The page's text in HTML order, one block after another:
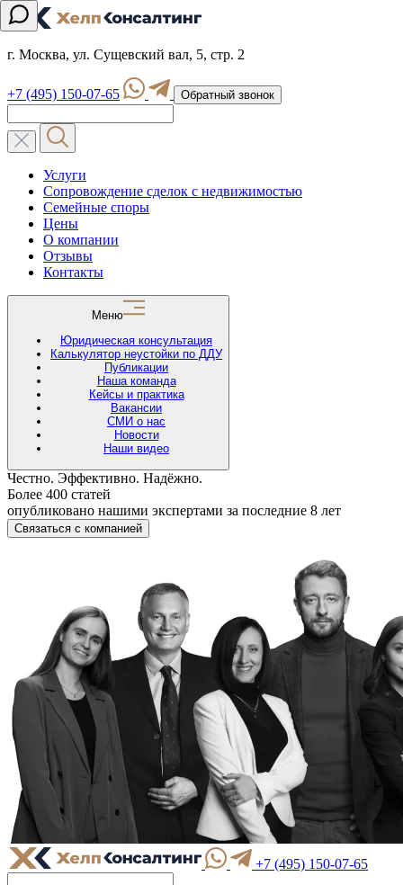
г. Москва, ул. Сущевский вал, 5, стр. 2
+7 (495) 150-07-65 Обратный звонок
Услуги
Сопровождение сделок с недвижимостью
Семейные споры
Цены
О компании
Отзывы
Контакты
Меню
Юридическая консультация
Калькулятор неустойки по ДДУ
Публикации
Наша команда
Кейсы и практика
Вакансии
СМИ о нас
Новости
Наши видео
Честно. Эффективно. Надёжно.
Более 400 статей
опубликовано нашими экспертами за последние 8 лет
Связаться с компанией
+7 (495) 150-07-65